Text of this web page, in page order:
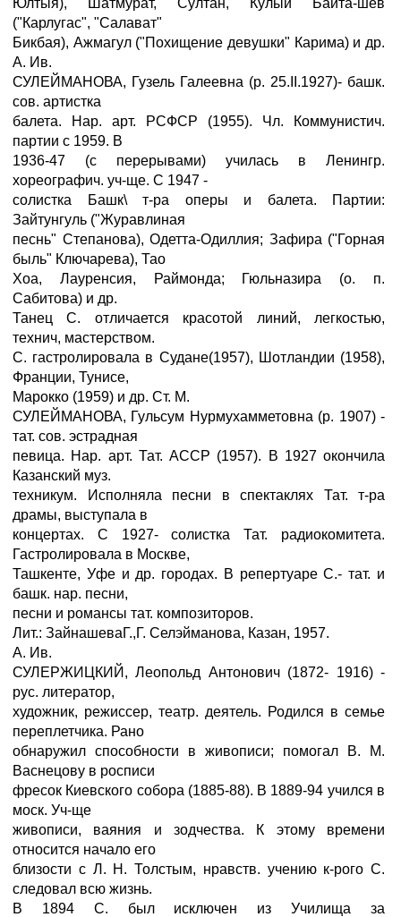
Юлтыя), Шатмурат, Султан, Кулый Баита-шев
("Карлугас", "Салават"
Бикбая), Ажмагул ("Похищение девушки" Карима) и др.
А. Ив.
СУЛЕЙМАНОВА, Гузель Галеевна (р. 25.II.1927)- башк.
сов. артистка
балета. Нар. арт. РСФСР (1955). Чл. Коммунистич.
партии с 1959. В
1936-47 (с перерывами) училась в Ленингр.
хореографич. уч-ще. С 1947 -
солистка Башк\ т-ра оперы и балета. Партии:
Зайтунгуль ("Журавлиная
песнь" Степанова), Одетта-Одиллия; Зафира ("Горная
быль" Ключарева), Тао
Хоа, Лауренсия, Раймонда; Гюльназира (о. п.
Сабитова) и др.
Танец С. отличается красотой линий, легкостью,
технич, мастерством.
С. гастролировала в Судане(1957), Шотландии (1958),
Франции, Тунисе,
Марокко (1959) и др. Ст. М.
СУЛЕЙМАНОВА, Гульсум Нурмухамметовна (р. 1907) -
тат. сов. эстрадная
певица. Нар. арт. Тат. АССР (1957). В 1927 окончила
Казанский муз.
техникум. Исполняла песни в спектаклях Тат. т-ра
драмы, выступала в
концертах. С 1927- солистка Тат. радиокомитета.
Гастролировала в Москве,
Ташкенте, Уфе и др. городах. В репертуаре С.- тат. и
башк. нар. песни,
песни и романсы тат. композиторов.
Лит.: ЗайнашеваГ.,Г. Селэйманова, Казан, 1957.
А. Ив.
СУЛЕРЖИЦКИЙ, Леопольд Антонович (1872- 1916) -
рус. литератор,
художник, режиссер, театр. деятель. Родился в семье
переплетчика. Рано
обнаружил способности в живописи; помогал В. М.
Васнецову в росписи
фресок Киевского собора (1885-88). В 1889-94 учился в
моск. Уч-ще
живописи, ваяния и зодчества. К этому времени
относится начало его
близости с Л. Н. Толстым, нравств. учению к-рого С.
следовал всю жизнь.
В 1894 С. был исключен из Училища за